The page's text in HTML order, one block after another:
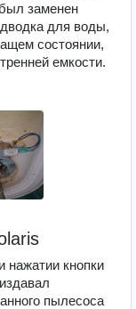
заменен
для воды,
состоянии,
емкости.
нажатии кнопки
пылесоса